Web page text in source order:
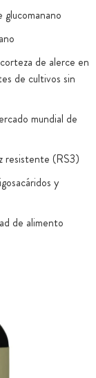
de alerce en
de cultivos sin
mundial de
resistente (RS3)
y
de alimento